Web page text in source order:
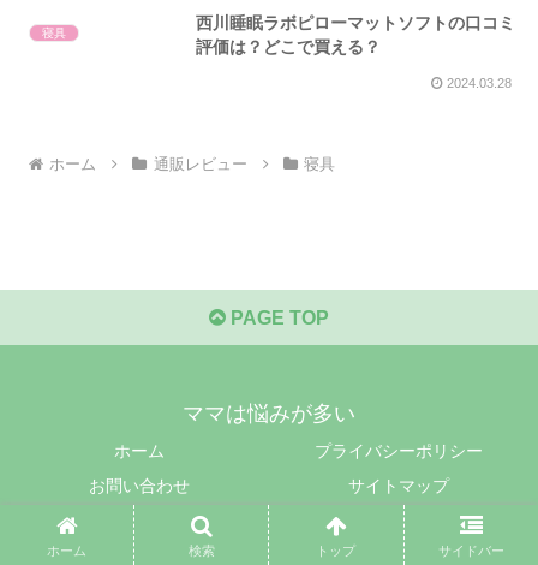
寝具
西川睡眠ラボピローマットソフトの口コミ
評価は？どこで買える？
2024.03.28
ホーム 通販レビュー 寝具
PAGE TOP
ママは悩みが多い
ホーム
プライバシーポリシー
お問い合わせ
サイトマップ
© 2017 ママは悩みが多い.
ホーム 検索 トップ サイドバー